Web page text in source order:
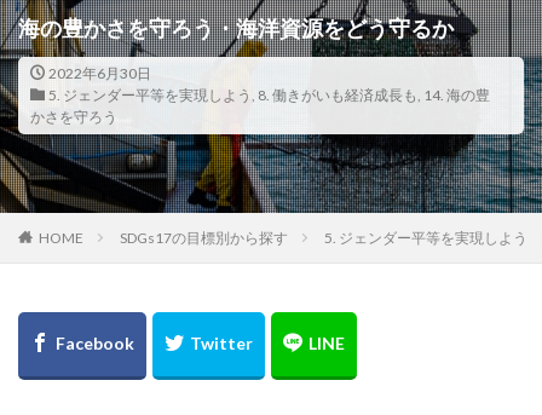
海の豊かさを守ろう・海洋資源をどう守るか
2022年6月30日
5. ジェンダー平等を実現しよう , 8. 働きがいも経済成長も, 14. 海の豊
かさを守ろう
HOME SDGs17の目標別から探す 5. ジェンダー平等を実現しよう